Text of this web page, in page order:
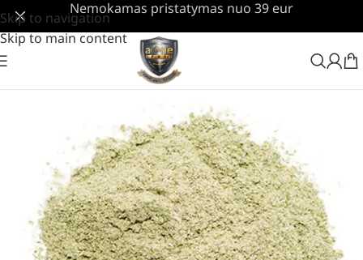
Skip to navigation
Skip to main content
Nemokamas pristatymas nuo 39 eur